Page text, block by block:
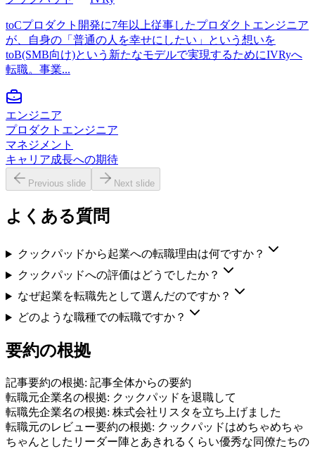
toCプロダクト開発に7年以上従事したプロダクトエンジニア
が、自身の「普通の人を幸せにしたい」という想いを
toB(SMB向け)という新たなモデルで実現するためにIVRyへ
転職。事業...
エンジニア
プロダクトエンジニア
マネジメント
キャリア成長への期待
Previous slide Next slide
よくある質問
クックパッドから起業への転職理由は何ですか？
クックパッドへの評価はどうでしたか？
なぜ起業を転職先として選んだのですか？
どのような職種での転職ですか？
要約の根拠
記事要約の根拠: 記事全体からの要約
転職元企業名の根拠: クックパッドを退職して
転職先企業名の根拠: 株式会社リスタを立ち上げました
転職元のレビュー要約の根拠: クックパッドはめちゃめちゃ
ちゃんとしたリーダー陣とあきれるくらい優秀な同僚たちの